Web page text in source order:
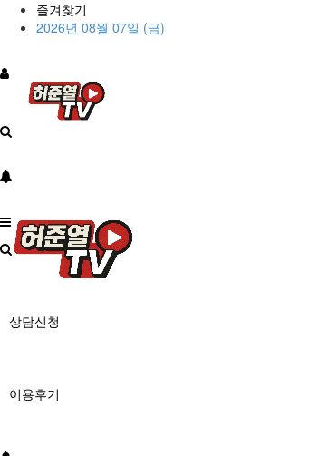
즐겨찾기
2026년 08월 07일 (금)
상담신청
이용후기